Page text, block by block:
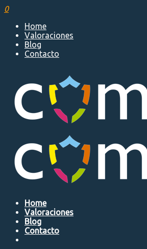
0
Home
Valoraciones
Blog
Contacto
Home
Valoraciones
Blog
Contacto